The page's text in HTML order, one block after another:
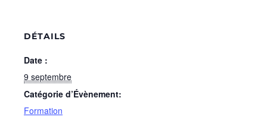
DÉTAILS
Date :
9 septembre
Catégorie d’Évènement:
Formation